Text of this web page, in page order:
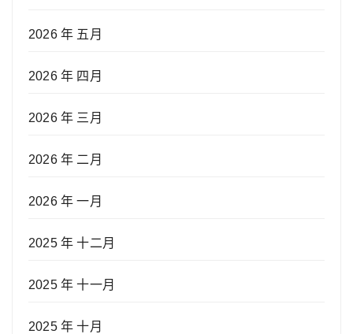
2026 年 五月
2026 年 四月
2026 年 三月
2026 年 二月
2026 年 一月
2025 年 十二月
2025 年 十一月
2025 年 十月